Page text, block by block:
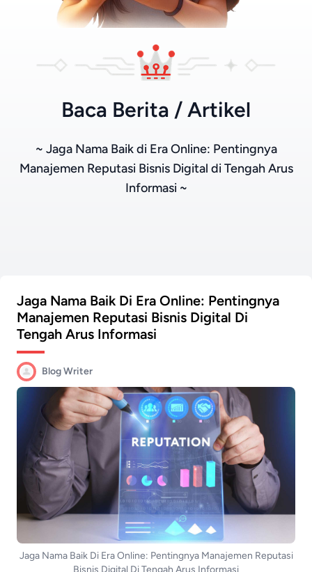
Baca Berita / Artikel
~ Jaga Nama Baik di Era Online: Pentingnya
Manajemen Reputasi Bisnis Digital di Tengah Arus
Informasi ~
Jaga Nama Baik Di Era Online: Pentingnya
Manajemen Reputasi Bisnis Digital Di
Tengah Arus Informasi
Blog Writer
Jaga Nama Baik Di Era Online: Pentingnya Manajemen Reputasi